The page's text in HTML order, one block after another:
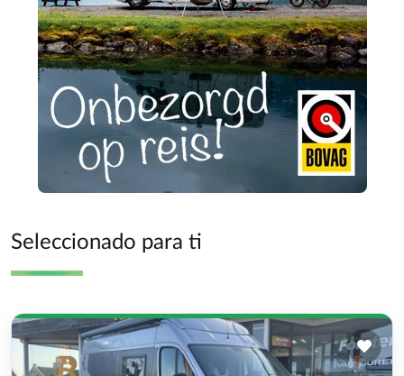
Seleccionado para ti